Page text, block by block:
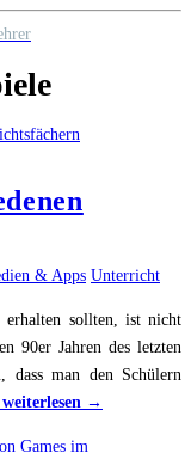
& Apps Unterricht
sollten, ist nicht
90er Jahren des letzten
dass man den Schülern
| weiterlesen →